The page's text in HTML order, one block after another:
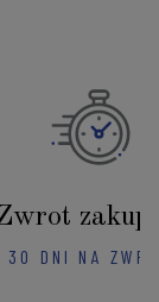
30 DNI NA